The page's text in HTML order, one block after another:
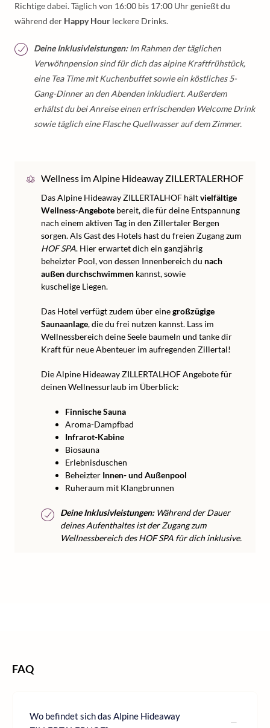
Richtige dabei. Täglich von 16:00 bis 17:00 Uhr genießt du
während der Happy Hour leckere Drinks.
Deine Inklusivleistungen:Im Rahmen der täglichen
Verwöhnpension sind für dich das alpine Kraftfrühstück,
eine Tea Time mit Kuchenbuffet sowie ein köstliches 5-
Gang-Dinner an den Abenden inkludiert. Außerdem
erhältst du bei Anreise einen erfrischenden Welcome Drink
sowie täglich eine Flasche Quellwasser auf dem Zimmer.
Wellness im Alpine Hideaway ZILLERTALERHOF
Das Alpine Hideaway ZILLERTALHOF hältvielfältige
Wellness-Angebote bereit, die für deine Entspannung
nach einem aktiven Tag in den Zillertaler Bergen
sorgen. Als Gast des Hotels hast du freien Zugang zum
HOF SPA. Hier erwartet dich ein ganzjährig
beheizter Pool, von dessen Innenbereich du nach
außen durchschwimmen kannst, sowie
kuschelige Liegen.
Das Hotel verfügt zudem über einegroßzügige
Saunaanlage, die du frei nutzen kannst. Lass im
Wellnessbereich deine Seele baumeln und tanke dir
Kraft für neue Abenteuer im aufregenden Zillertal!
Die Alpine Hideaway ZILLERTALHOF Angebote für
deinen Wellnessurlaub im Überblick:
Finnische Sauna
Aroma-Dampfbad
Infrarot-Kabine
Biosauna
Erlebnisduschen
Beheizter Innen- und Außenpool
Ruheraum mit Klangbrunnen
Deine Inklusivleistungen:Während der Dauer
deines Aufenthaltes ist der Zugang zum
Wellnessbereich des HOF SPA für dich inklusive.
FAQ
Wo befindet sich das Alpine Hideaway